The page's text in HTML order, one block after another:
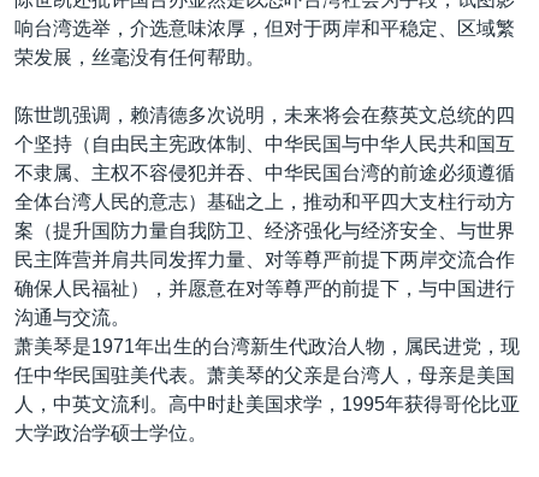
响台湾选举，介选意味浓厚，但对于两岸和平稳定、区域繁
荣发展，丝毫没有任何帮助。
陈世凯强调，赖清德多次说明，未来将会在蔡英文总统的四
个坚持（自由民主宪政体制、中华民国与中华人民共和国互
不隶属、主权不容侵犯并吞、中华民国台湾的前途必须遵循
全体台湾人民的意志）基础之上，推动和平四大支柱行动方
案（提升国防力量自我防卫、经济强化与经济安全、与世界
民主阵营并肩共同发挥力量、对等尊严前提下两岸交流合作
确保人民福祉），并愿意在对等尊严的前提下，与中国进行
沟通与交流。
萧美琴是1971年出生的台湾新生代政治人物，属民进党，现
任中华民国驻美代表。萧美琴的父亲是台湾人，母亲是美国
人，中英文流利。高中时赴美国求学，1995年获得哥伦比亚
大学政治学硕士学位。